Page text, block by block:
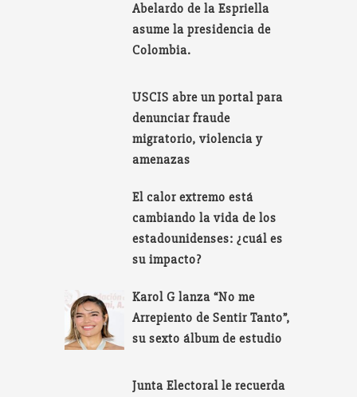
Abelardo de la Espriella
asume la presidencia de
Colombia.
USCIS abre un portal para
denunciar fraude
migratorio, violencia y
amenazas
El calor extremo está
cambiando la vida de los
estadounidenses: ¿cuál es
su impacto?
Karol G lanza “No me
Arrepiento de Sentir Tanto”,
su sexto álbum de estudio
Junta Electoral le recuerda